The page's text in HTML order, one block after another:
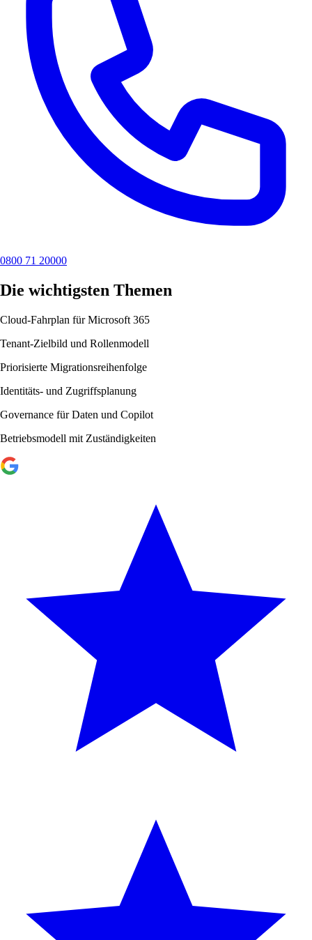
0800 71 20000
Die wichtigsten Themen
Cloud-Fahrplan für Microsoft 365
Tenant-Zielbild und Rollenmodell
Priorisierte Migrationsreihenfolge
Identitäts- und Zugriffsplanung
Governance für Daten und Copilot
Betriebsmodell mit Zuständigkeiten